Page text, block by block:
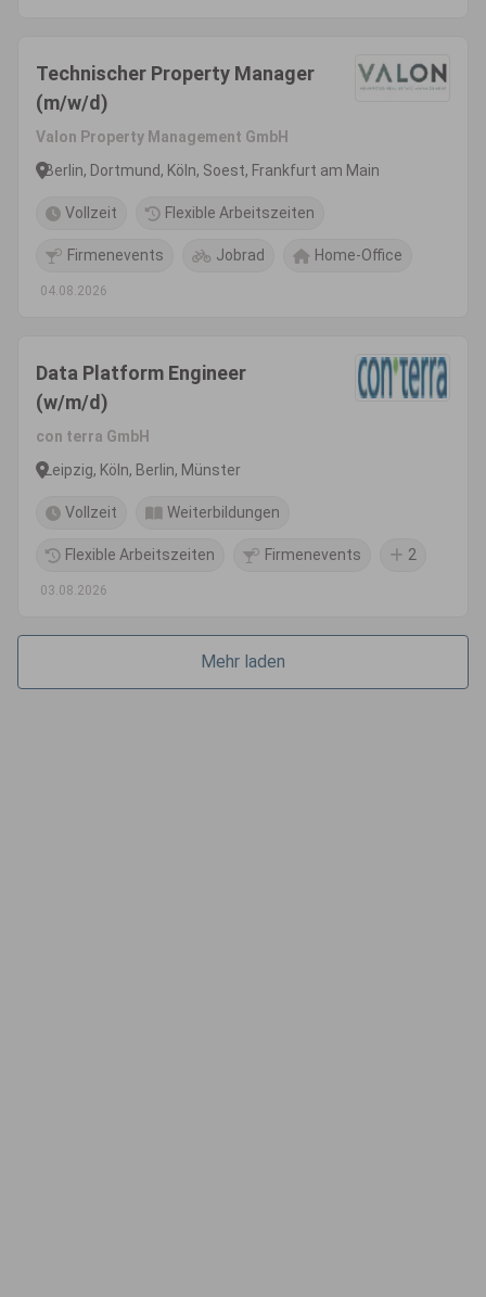
Technischer Property Manager
(m/w/d)
Valon Property Management GmbH
Berlin, Dortmund, Köln, Soest, Frankfurt am Main
Vollzeit Flexible Arbeitszeiten
Firmenevents Jobrad Home-Office
04.08.2026
Data Platform Engineer
(w/m/d)
con terra GmbH
Leipzig, Köln, Berlin, Münster
Vollzeit Weiterbildungen
Flexible Arbeitszeiten Firmenevents 2
03.08.2026
Mehr laden